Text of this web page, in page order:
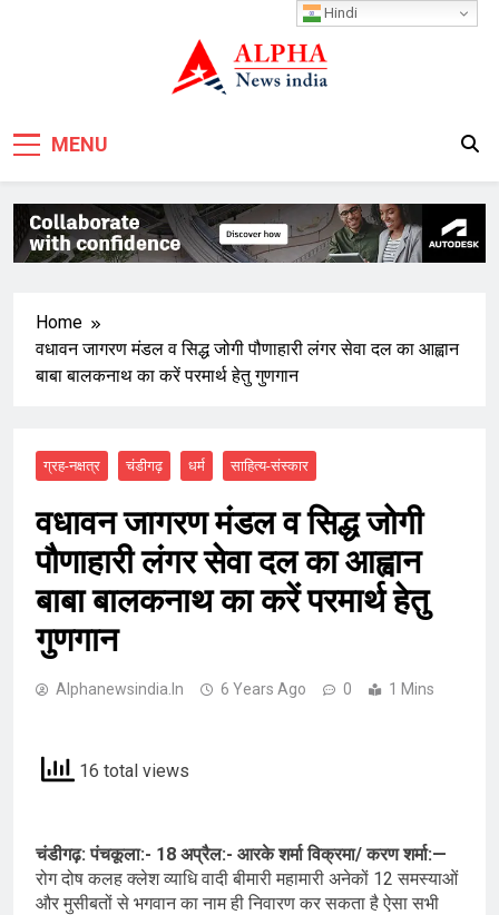
MENU
Home
वधावन जागरण मंडल व सिद्ध जोगी पौणाहारी लंगर सेवा दल का आह्वान
बाबा बालकनाथ का करें परमार्थ हेतु गुणगान
ग्रह-नक्षत्र चंडीगढ़ धर्म साहित्य-संस्कार
वधावन जागरण मंडल व सिद्ध जोगी
पौणाहारी लंगर सेवा दल का आह्वान
बाबा बालकनाथ का करें परमार्थ हेतु
गुणगान
Alphanewsindia.in 6 Years Ago 0 1 Mins
16 total views
चंडीगढ़: पंचकूला:- 18 अप्रैल:- आरके शर्मा विक्रमा/ करण शर्मा:—
रोग दोष कलह क्लेश व्याधि वादी बीमारी महामारी अनेकों 12 समस्याओं
और मुसीबतों से भगवान का नाम ही निवारण कर सकता है ऐसा सभी
Hindi